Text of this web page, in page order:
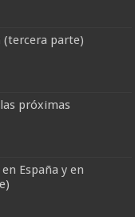
(tercera parte)
próximas
España y en